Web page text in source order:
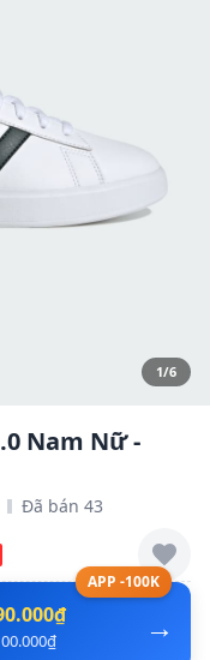
1/6
Nam Nữ -
Đã bán 43
APP -100K
→